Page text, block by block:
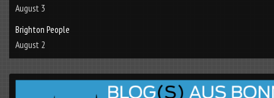
August 3
Brighton People
August 2